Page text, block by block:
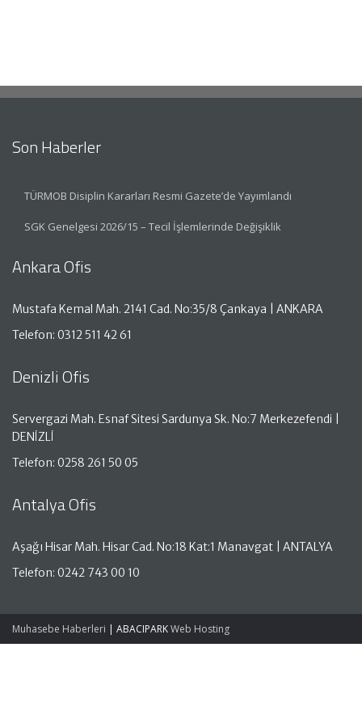
Son Haberler
TÜRMOB Disiplin Kararları Resmi Gazete’de Yayımlandı
SGK Genelgesi 2026/15 – Tecil İşlemlerinde Değişiklik
Ankara Ofis
Mustafa Kemal Mah. 2141 Cad. No:35/8 Çankaya | ANKARA
Telefon: 0312 511 42 61
Denizli Ofis
Servergazi Mah. Esnaf Sitesi Sardunya Sk. No:7 Merkezefendi |
DENİZLİ
Telefon: 0258 261 50 05
Antalya Ofis
Aşağı Hisar Mah. Hisar Cad. No:18 Kat:1 Manavgat | ANTALYA
Telefon: 0242 743 00 10
Muhasebe Haberleri | ABACIPARKWeb Hosting